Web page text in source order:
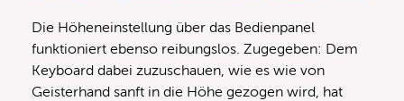
Die Höheneinstellung über das Bedienpanel
funktioniert ebenso reibungslos. Zugegeben: Dem
Keyboard dabei zuzuschauen, wie es wie von
Geisterhand sanft in die Höhe gezogen wird, hat